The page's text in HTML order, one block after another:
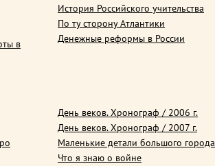
в
История Российского учительства
По ту сторону Атлантики
Денежные реформы в России
День веков. Хронограф / 2006 г.
День веков. Хронограф / 2007 г.
Маленькие детали большого города
Что я знаю о войне